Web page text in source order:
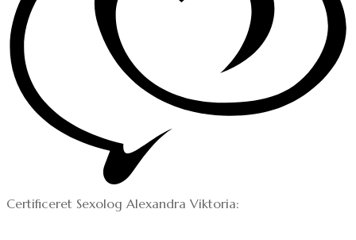
Certificeret Sexolog Alexandra Viktoria: